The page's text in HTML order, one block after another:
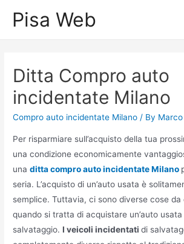
Pisa Web
Ditta Compro auto
incidentate Milano
Compro auto incidentate Milano / By Marco
Per risparmiare sull’acquisto della tua
una condizione economicamente
unaditta compro auto incidentate Milano
seria. L’acquisto di un’auto usata è
semplice. Tuttavia, ci sono diverse cose da
quando si tratta di acquistare un’auto
salvataggio.I veicoli incidentatidi